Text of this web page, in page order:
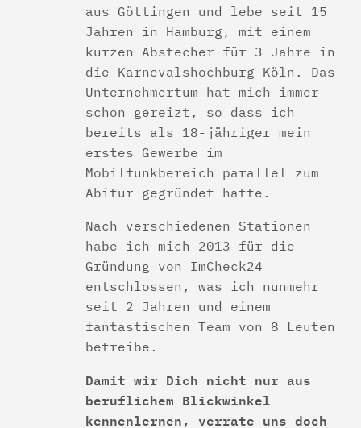
aus Göttingen und lebe seit 15
Jahren in Hamburg, mit einem
kurzen Abstecher für 3 Jahre in
die Karnevalshochburg Köln. Das
Unternehmertum hat mich immer
schon gereizt, so dass ich
bereits als 18-jähriger mein
erstes Gewerbe im
Mobilfunkbereich parallel zum
Abitur gegründet hatte.
Nach verschiedenen Stationen
habe ich mich 2013 für die
Gründung von ImCheck24
entschlossen, was ich nunmehr
seit 2 Jahren und einem
fantastischen Team von 8 Leuten
betreibe.
Damit wir Dich nicht nur aus
beruflichem Blickwinkel
kennenlernen, verrate uns doch